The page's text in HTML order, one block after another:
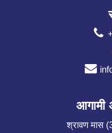
आगामी
श्रावण मास